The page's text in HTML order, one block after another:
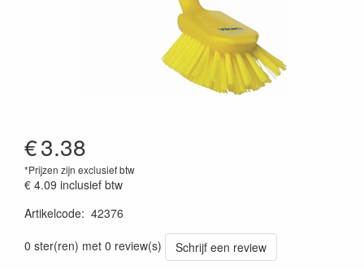
€3.38
*Prijzen zijn exclusief btw
€ 4.09 inclusief btw
Artikelcode: 42376
0 ster(ren) met 0 review(s)
Schrijf een review